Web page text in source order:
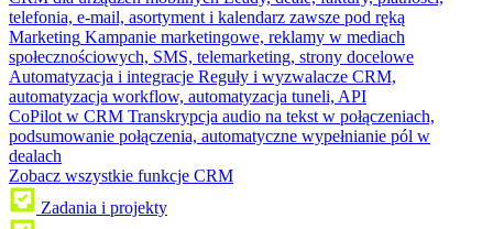
telefonia, e-mail, asortyment i kalendarz zawsze pod ręką
Marketing Kampanie marketingowe, reklamy w mediach
społecznościowych, SMS, telemarketing, strony docelowe
Automatyzacja i integracje Reguły i wyzwalacze CRM,
automatyzacja workflow, automatyzacja tuneli, API
CoPilot w CRM Transkrypcja audio na tekst w połączeniach,
podsumowanie połączenia, automatyczne wypełnianie pól w
dealach
Zobacz wszystkie funkcje CRM
Zadania i projekty